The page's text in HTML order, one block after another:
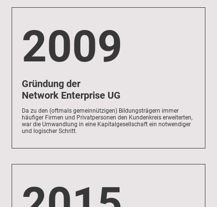
2009
Gründung der
Network Enterprise UG
Da zu den (oftmals gemeinnützigen) Bildungsträgern immer
häufiger Firmen und Privatpersonen den Kundenkreis erweiterten,
war die Umwandlung in eine Kapitalgesellschaft ein notwendiger
und logischer Schritt.